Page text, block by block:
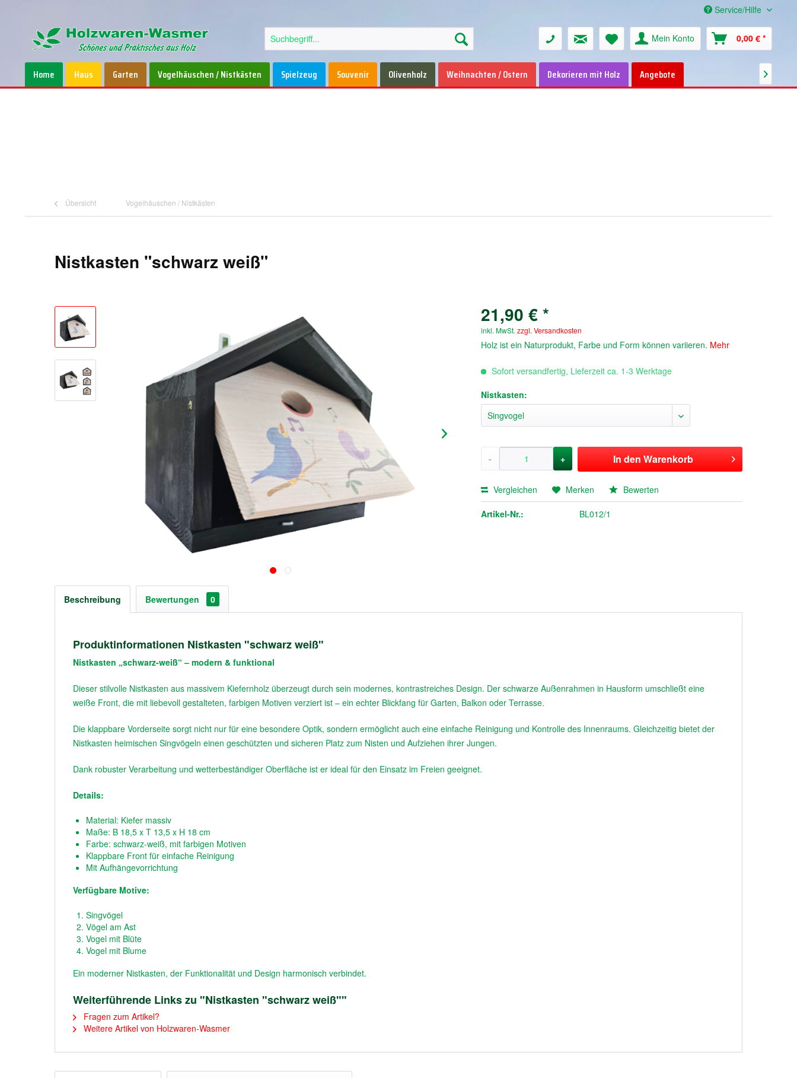
Service/Hilfe
Mein Konto 0,00 € *
Home Haus Garten Vogelhäuschen / Nistkästen Spielzeug Souvenir Olivenholz Weihnachten / Ostern Dekorieren mit Holz Angebote 
Übersicht Vogelhäuschen / Nistkästen
Nistkasten "schwarz weiß"
21,90 € *
inkl. MwSt.zzgl. Versandkosten
Holz ist ein Naturprodukt, Farbe und Form können variieren. Mehr
Sofort versandfertig, Lieferzeit ca. 1-3 Werktage
Nistkasten:
- + In den Warenkorb
Vergleichen Merken Bewerten
Artikel-Nr.: BL012/1
Beschreibung Bewertungen 0
Produktinformationen Nistkasten "schwarz weiß"
Nistkasten „schwarz-weiß“ – modern & funktional
Dieser stilvolle Nistkasten aus massivem Kiefernholz überzeugt durch sein modernes, kontrastreiches Design. Der schwarze Außenrahmen in Hausform umschließt eine
weiße Front, die mit liebevoll gestalteten, farbigen Motiven verziert ist – ein echter Blickfang für Garten, Balkon oder Terrasse.
Die klappbare Vorderseite sorgt nicht nur für eine besondere Optik, sondern ermöglicht auch eine einfache Reinigung und Kontrolle des Innenraums. Gleichzeitig bietet der
Nistkasten heimischen Singvögeln einen geschützten und sicheren Platz zum Nisten und Aufziehen ihrer Jungen.
Dank robuster Verarbeitung und wetterbeständiger Oberfläche ist er ideal für den Einsatz im Freien geeignet.
Details:
Material: Kiefer massiv
Maße: B 18,5 x T 13,5 x H 18 cm
Farbe: schwarz-weiß, mit farbigen Motiven
Klappbare Front für einfache Reinigung
Mit Aufhängevorrichtung
Verfügbare Motive:
Singvögel
Vögel am Ast
Vogel mit Blüte
Vogel mit Blume
Ein moderner Nistkasten, der Funktionalität und Design harmonisch verbindet.
Weiterführende Links zu "Nistkasten "schwarz weiß""
Fragen zum Artikel?
Weitere Artikel von Holzwaren-Wasmer